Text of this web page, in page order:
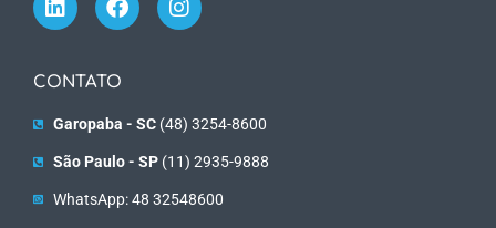
CONTATO
Garopaba - SC(48) 3254-8600
São Paulo - SP(11) 2935-9888
WhatsApp: 48 32548600